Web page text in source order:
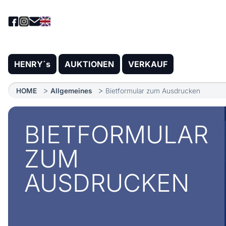
HENRY´s AUKTIONEN VERKAUF
HOME Allgemeines Bietformular zum Ausdrucken
BIETFORMULAR
ZUM
AUSDRUCKEN